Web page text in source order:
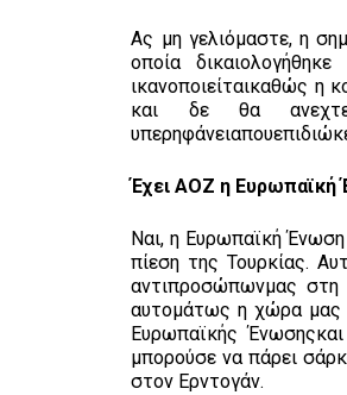
Ας μη γελιόμαστε, η
οποία
ικανοποιείταικαθώς η
και δε θα ανεχτεί
Έχει ΑΟΖ η Ευρωπαϊκή
Ναι, η Ευρωπαϊκή
πίεση της Τουρκίας.
αντιπροσώπωνμας στη
αυτομάτως η χώρα μας
Ευρωπαϊκής
μπορούσε να πάρει
στον Ερντογάν.